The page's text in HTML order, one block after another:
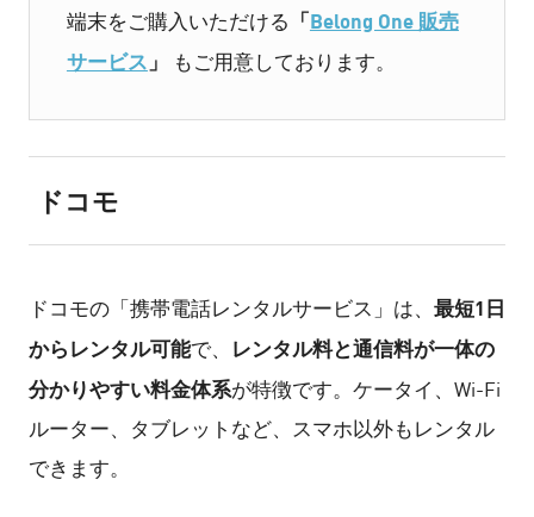
端末をご購入いただける 「Belong One 販売
サービス 」 もご用意しております。
ドコモ
ドコモの「携帯電話レンタルサービス」は、 最短1日
からレンタル可能で、
レンタル料と通信料が一体の
分かりやすい料金体系が特徴です。ケータイ、Wi-Fi
ルーター、タブレットなど、スマホ以外もレンタル
できます。